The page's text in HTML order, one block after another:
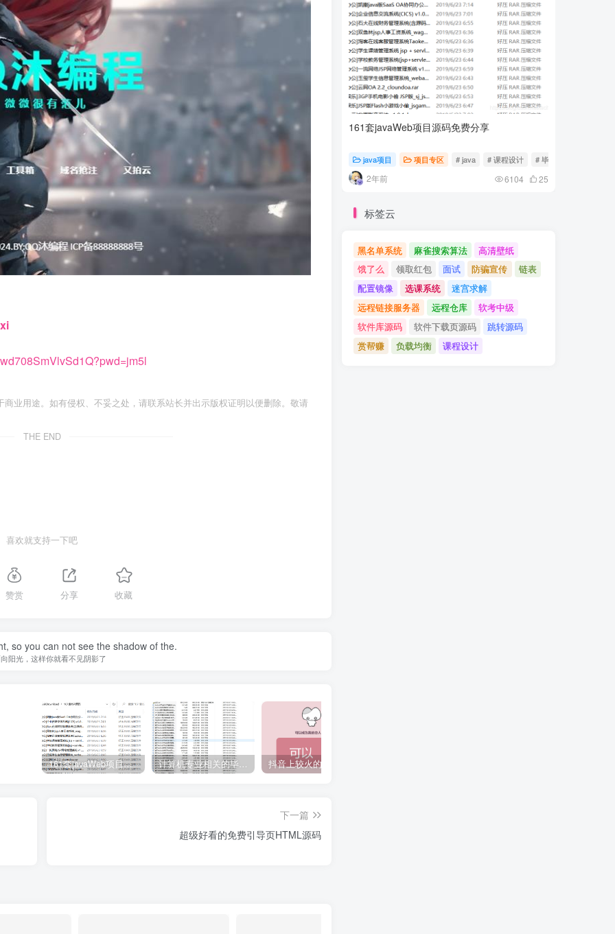
业用途。如有侵权、不妥之处，请联系站长并出示版权证明以便删除。敬请
THE END
喜欢就支持一下吧
赞赏 分享 收藏
so you can not see the shadow of the.
阳光，这样你就看不见阴影了
161套javaWeb项目源码免费分享 计算机专业相关的毕业设计论文合集免费下载
下一篇
超级好看的免费引导页HTML源码
161套javaWeb项目源码免费分享
java项目 项目专区 # java # 课程设计 # 毕业设计
2年前 6104 25
标签云
黑名单系统 麻雀搜索算法
高清壁纸
饿了么
领取红包 面试 防骗宣传
链表
配置镜像
选课系统
迷宫求解
远程链接服务器
远程仓库
软考中级
软件库源码
软件下载页源码
跳转源码
赏帮赚
负载均衡 课程设计